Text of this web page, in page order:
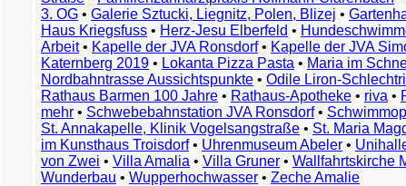
3. OG • Galerie Sztucki, Liegnitz, Polen, Blizej •
Haus Kriegsfuss • Herz-Jesu Elberfeld •
Arbeit• Kapelle der JVA Ronsdorf• Kapelle der JVA
Katernberg 2019 • Lokanta Pizza Pasta • Maria im
Nordbahntrasse Aussichtspunkte • Odile Liron-
Rathaus Barmen 100 Jahre • Rathaus-Apotheke • riva •
mehr • Schwebebahnstation JVA Ronsdorf•
St. Annakapelle, Klinik Vogelsangstraße • St. Maria
im Kunsthaus Troisdorf• Uhrenmuseum Abeler •
von Zwei • Villa Amalia • Villa Gruner • Wallfahrtskirche
Wunderbau • Wupperhochwasser • Zeche Amalie